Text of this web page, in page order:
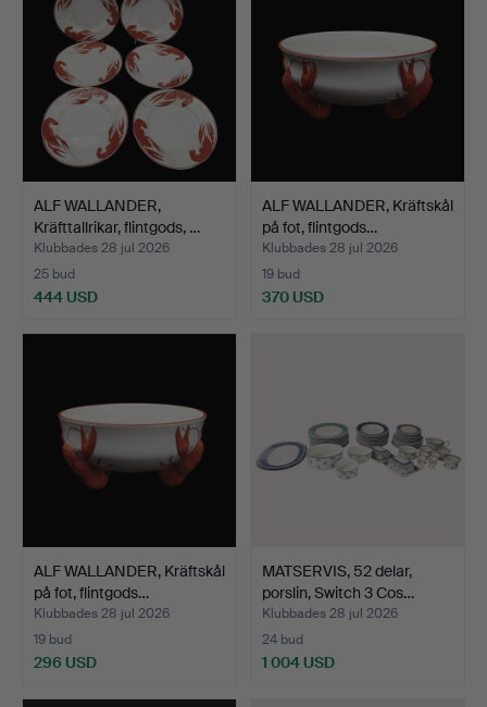
ALF WALLANDER,
Kräfttallrikar, flintgods, …
Klubbades 28 jul 2026
25 bud
444 USD
ALF WALLANDER, Kräftskål
på fot, flintgods…
Klubbades 28 jul 2026
19 bud
370 USD
ALF WALLANDER, Kräftskål
på fot, flintgods…
Klubbades 28 jul 2026
19 bud
296 USD
MATSERVIS, 52 delar,
porslin, Switch 3 Cos…
Klubbades 28 jul 2026
24 bud
1 004 USD